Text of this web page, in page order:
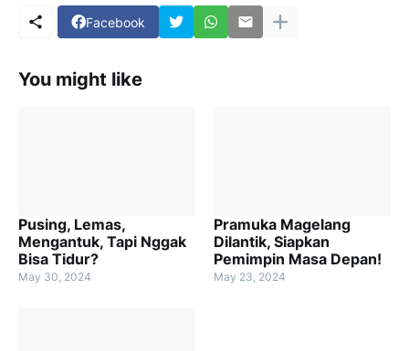
Facebook
You might like
Pusing, Lemas,
Mengantuk, Tapi Nggak
Bisa Tidur?
May 30, 2024
Pramuka Magelang
Dilantik, Siapkan
Pemimpin Masa Depan!
May 23, 2024